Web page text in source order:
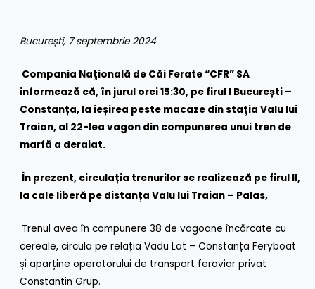
București, 7 septembrie 2024
Compania Naţională de Căi Ferate “CFR” SA
informează că, în jurul orei 15:30, pe firul I București –
Constanța, la ieșirea peste macaze din stația Valu lui
Traian, al 22-lea vagon din compunerea unui tren de
marfă a deraiat.
În prezent, circulația trenurilor se realizează pe firul II,
la cale liberă pe distanța Valu lui Traian – Palas,
Trenul avea în compunere 38 de vagoane încărcate cu
cereale, circula pe relația Vadu Lat – Constanța Feryboat
și aparține operatorului de transport feroviar privat
Constantin Grup.